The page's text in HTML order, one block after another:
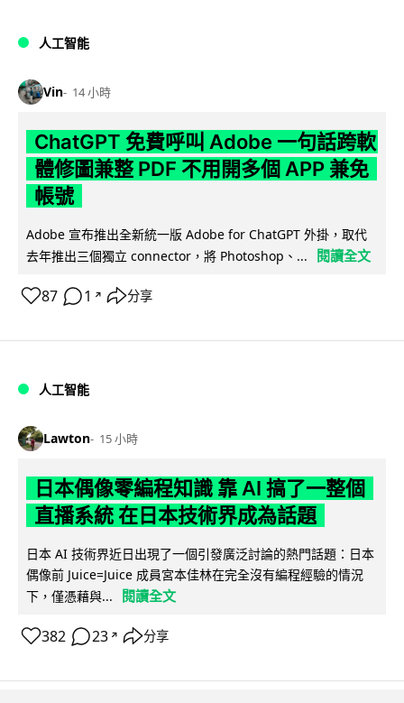
人工智能
Vin 14 小時
ChatGPT 免費呼叫 Adobe 一句話跨軟
體修圖兼整 PDF 不用開多個 APP 兼免
帳號
Adobe 宣布推出全新統一版 Adobe for ChatGPT 外掛，取代
去年推出三個獨立 connector，將 Photoshop、...
閱讀全文
87 1 ↗ 分享
人工智能
Lawton 15 小時
日本偶像零編程知識 靠 AI 搞了一整個
直播系統 在日本技術界成為話題
日本 AI 技術界近日出現了一個引發廣泛討論的熱門話題：日本
偶像前 Juice=Juice 成員宮本佳林在完全沒有編程經驗的情況
下，僅憑藉與...
閱讀全文
382 23 ↗ 分享